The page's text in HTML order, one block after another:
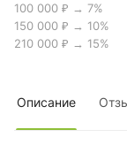
100 000 ₽ → 7%
150 000 ₽ → 10%
210 000 ₽ → 15%
Описание